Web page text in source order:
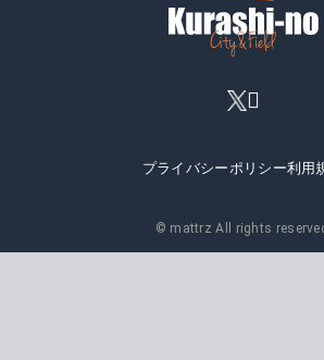
プライバシーポリシー利用
© mattrz All rights